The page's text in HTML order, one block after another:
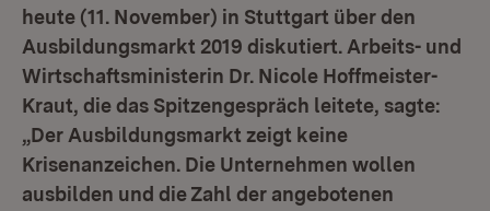
heute (11. November) in Stuttgart über den
Ausbildungsmarkt 2019 diskutiert. Arbeits- und
Wirtschaftsministerin Dr. Nicole Hoffmeister-
Kraut, die das Spitzengespräch leitete, sagte:
„Der Ausbildungsmarkt zeigt keine
Krisenanzeichen. Die Unternehmen wollen
ausbilden und die Zahl der angebotenen